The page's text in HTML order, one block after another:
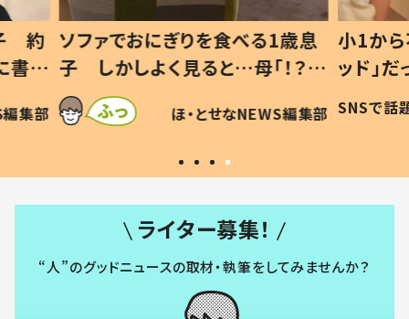
歳息
？」
編集部
小1から不登校、息子は「ギフテ
ッド」だった 父が“ウチ給食”を
作り続ける理由とは #令和の親
#令和の子
SNSで話題 ほ・とせなNEWS編集部
ひ孫
が、抱
「涙
い」
ライター募集！
“人”のグッドニュースの取材・執筆をしてみませんか？